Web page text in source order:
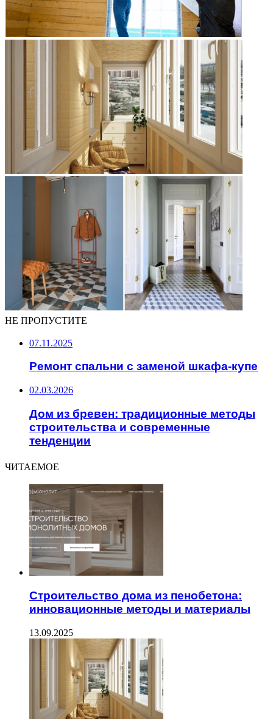
НЕ ПРОПУСТИТЕ
07.11.2025
Ремонт спальни с заменой шкафа-купе
02.03.2026
Дом из бревен: традиционные методы
строительства и современные
тенденции
ЧИТАЕМОЕ
Строительство дома из пенобетона:
инновационные методы и материалы
13.09.2025